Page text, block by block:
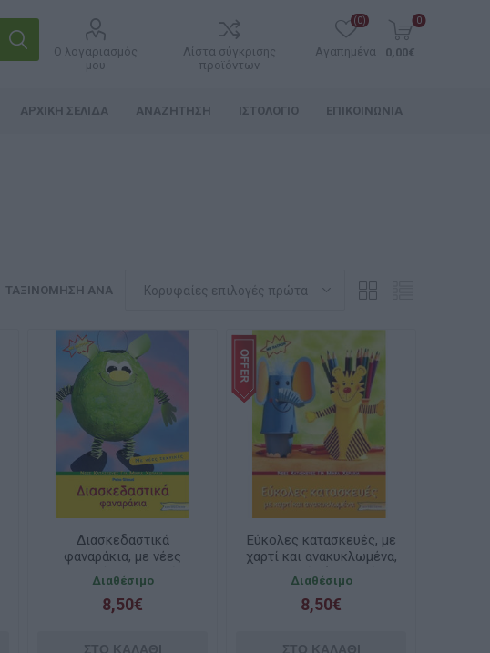
Ο λογαριασμός
μου
Λίστα σύγκρισης
προϊόντων
Αγαπημένα
(0) 0
0,00€
ΑΡΧΙΚΉ ΣΕΛΊΔΑ ΑΝΑΖΉΤΗΣΗ ΙΣΤΟΛΌΓΙΟ ΕΠΙΚΟΙΝΩΝΊΑ
ΤΑΞΙΝΌΜΗΣΗ ΑΝΆ
Διασκεδαστικά
φαναράκια, με νέες
τεχνικές, με πατρόν
(ελαφρώς
ταλαιπωρημένο)
Διαθέσιμο
8,50€
Εύκολες κατασκευές, με
χαρτί και ανακυκλωμένα,
με πατρόν (ελαφρώς
ταλαιπωρημένο)
Διαθέσιμο
8,50€